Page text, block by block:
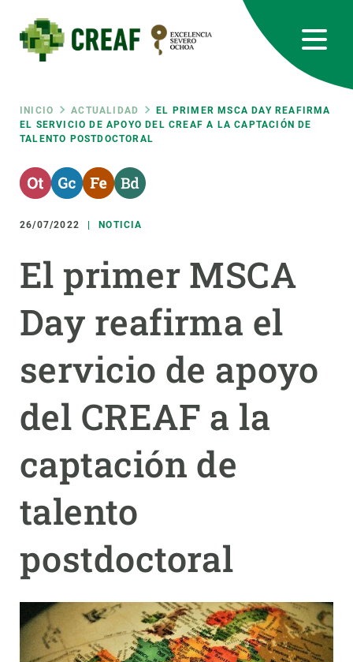
contenido
principal
Ruta
de
navegación
INICIO ACTUALIDAD
EL PRIMER MSCA DAY REAFIRMA
EL SERVICIO DE APOYO DEL CREAF A LA CAPTACIÓN DE
TALENTO POSTDOCTORAL
26/07/2022 NOTICIA
El primer MSCA
Day reafirma el
servicio de apoyo
del CREAF a la
captación de
talento
postdoctoral
RRSS
Featured
responsive
Responsive
menu
INVESTIGACIÓN
CIENCIA EN ACCIÓN
NOTICIAS Y AGENDA